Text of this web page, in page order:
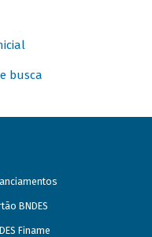
busca
BNDES
Finame